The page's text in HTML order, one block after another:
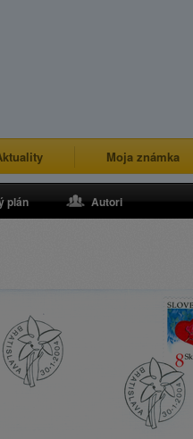
Moja známka
plán Autori